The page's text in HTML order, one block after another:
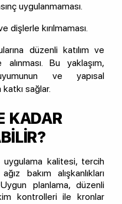
uygulanmaması.
dişlerle kırılmaması.
düzenli katılım ve
Bu yaklaşım,
ve yapısal
sağlar.
KADAR
uygulama kalitesi, tercih
bakım alışkanlıkları
planlama, düzenli
kontrolleri ile kronlar